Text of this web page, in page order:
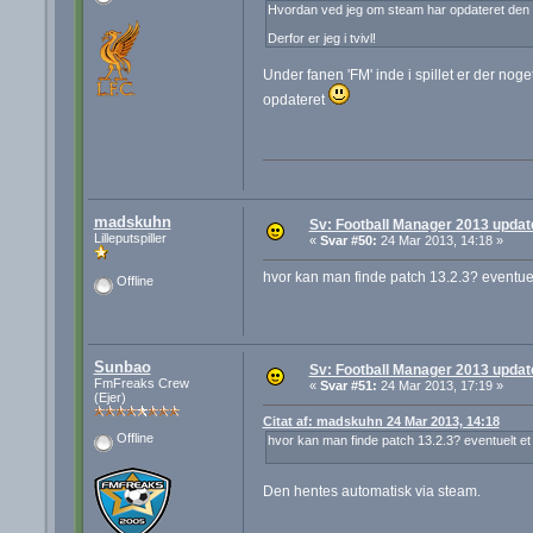
Hvordan ved jeg om steam har opdateret
Derfor er jeg i tvivl!
Under fanen 'FM' inde i spillet er der
opdateret
madskuhn
Lilleputspiller
Offline
Sv: Football Manager 2013
« Svar #50: 24 Mar 2013, 14:18 »
hvor kan man finde patch 13.2.3?
Sunbao
FmFreaks Crew
(Ejer)
Offline
Sv: Football Manager 2013
« Svar #51: 24 Mar 2013, 17:19 »
Citat af: madskuhn 24 Mar 2013, 14:18
hvor kan man finde patch 13.2.3? eventuelt
Den hentes automatisk via steam.